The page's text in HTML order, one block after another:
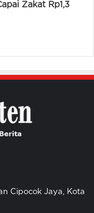
Zakat Rp1,3
Cipocok Jaya, Kota